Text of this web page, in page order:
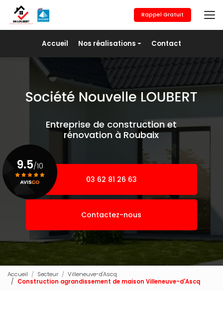
contenu
principal
Accueil Nos réalisations
Maçonnerie générale
Revêtement de sols
Placo/Isolation
Pose de fer
Contact
Rappel Gratuit
Entreprise de construction et
rénovation à Roubaix
03 62 81 26 63
Contactez-nous
9.5/10
Voir le certificat
Accueil Secteur
Villeneuve-d'Ascq
Construction agrandissement de maison Villeneuve-d'Ascq